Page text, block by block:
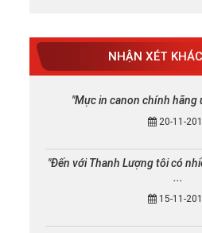
NHẬN XÉT
"Mực in canon chính hãng
20-11-
"Đến với Thanh Lượng tôi có
...
15-11-